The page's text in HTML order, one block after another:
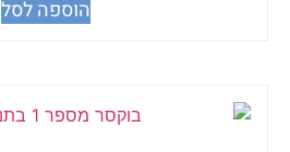
הוספה לסל